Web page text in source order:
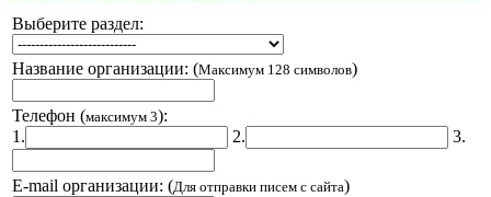
Выберите раздел:
Название организации: (Максимум 128 символов)
Телефон (максимум 3):
1.
2. 3.
E-mail организации: (Для отправки писем с сайта)